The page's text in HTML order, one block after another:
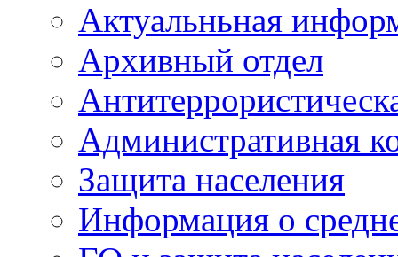
Актуальньная
Архивный отдел
Административная
Защита населения
Информация о